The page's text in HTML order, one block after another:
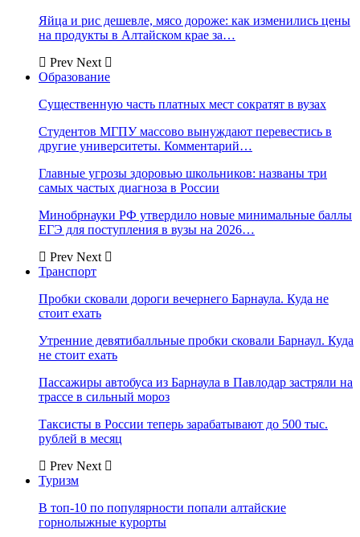
Яйца и рис дешевле, мясо дороже: как изменились цены
на продукты в Алтайском крае за…
Prev Next
Образование
Существенную часть платных мест сократят в вузах
Студентов МГПУ массово вынуждают перевестись в
другие университеты. Комментарий…
Главные угрозы здоровью школьников: названы три
самых частых диагноза в России
Минобрнауки РФ утвердило новые минимальные баллы
ЕГЭ для поступления в вузы на 2026…
Prev Next
Транспорт
Пробки сковали дороги вечернего Барнаула. Куда не
стоит ехать
Утренние девятибалльные пробки сковали Барнаул. Куда
не стоит ехать
Пассажиры автобуса из Барнаула в Павлодар застряли на
трассе в сильный мороз
Таксисты в России теперь зарабатывают до 500 тыс.
рублей в месяц
Prev Next
Туризм
В топ-10 по популярности попали алтайские
горнолыжные курорты